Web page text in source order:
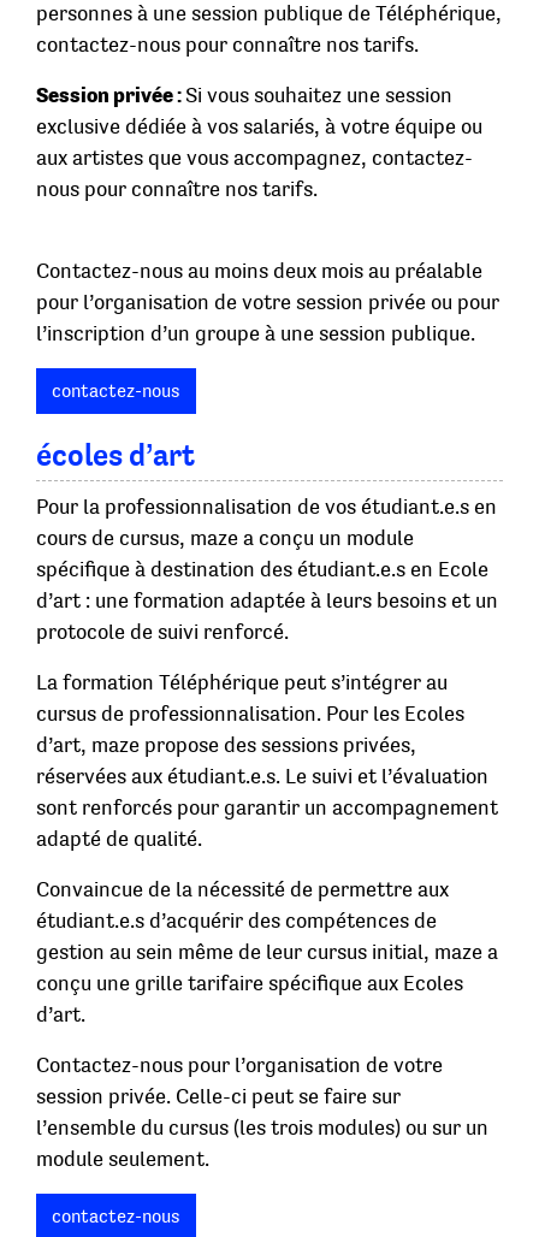
personnes à une session publique de Téléphérique,
contactez-nous pour connaître nos tarifs.
Session privée : Si vous souhaitez une session
exclusive dédiée à vos salariés, à votre équipe ou
aux artistes que vous accompagnez, contactez-
nous pour connaître nos tarifs.
Contactez-nous au moins deux mois au préalable
pour l’organisation de votre session privée ou pour
l’inscription d’un groupe à une session publique.
contactez-nous
écoles d’art
Pour la professionnalisation de vos étudiant.e.s en
cours de cursus, maze a conçu un module
spécifique à destination des étudiant.e.s en Ecole
d’art : une formation adaptée à leurs besoins et un
protocole de suivi renforcé.
La formation Téléphérique peut s’intégrer au
cursus de professionnalisation. Pour les Ecoles
d’art, maze propose des sessions privées,
réservées aux étudiant.e.s. Le suivi et l’évaluation
sont renforcés pour garantir un accompagnement
adapté de qualité.
Convaincue de la nécessité de permettre aux
étudiant.e.s d’acquérir des compétences de
gestion au sein même de leur cursus initial, maze a
conçu une grille tarifaire spécifique aux Ecoles
d’art.
Contactez-nous pour l’organisation de votre
session privée. Celle-ci peut se faire sur
l’ensemble du cursus (les trois modules) ou sur un
module seulement.
contactez-nous